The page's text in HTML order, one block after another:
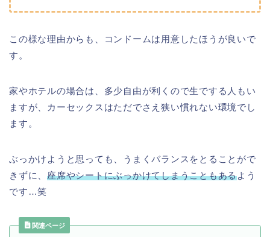
この様な理由からも、コンドームは用意したほうが良いで
す。
家やホテルの場合は、多少自由が利くので生でする人もい
ますが、カーセックスはただでさえ狭い慣れない環境でし
ます。
ぶっかけようと思っても、うまくバランスをとることがで
きずに、座席やシートにぶっかけてしまうこともあるよう
です…笑
関連ページ